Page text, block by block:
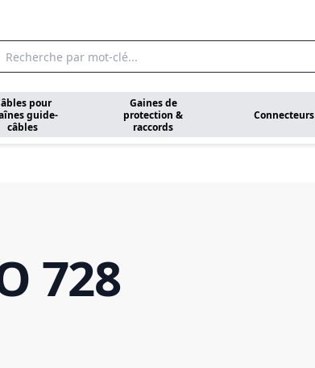
pour
guide-
câbles
Gaines de
protection &
raccords
Connecteurs
728